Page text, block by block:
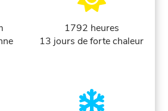
1792 heures
13 jours de forte chaleur